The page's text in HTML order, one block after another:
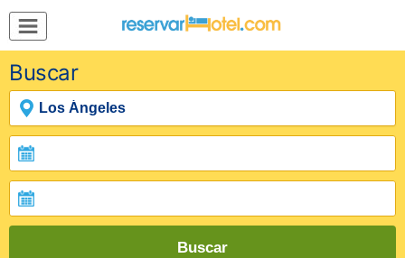
MENÚ
Inicio
Mi
Reserva
Grupos
Inspírate
Buscar
Buscar